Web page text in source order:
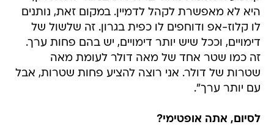
היא לא מאפשרת לקהל לדמיין. במקום זאת, נותנים
לו קלוז-אפ ודוחפים לו כפית בגרון. זה שלשול של
דימויים, וככל שיש יותר דימויים, יש בהם פחות ערך.
זה כמו שטר אחד של מאה דולר לעומת מאה
שטרות של דולר. אני רוצה להציע פחות שטרות, אבל
עם יותר ערך".
לסיום, אתה אופטימי?